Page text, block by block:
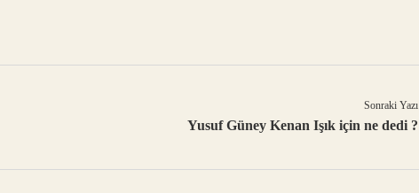
Sonraki Yazı
Yusuf Güney Kenan Işık için ne dedi ?